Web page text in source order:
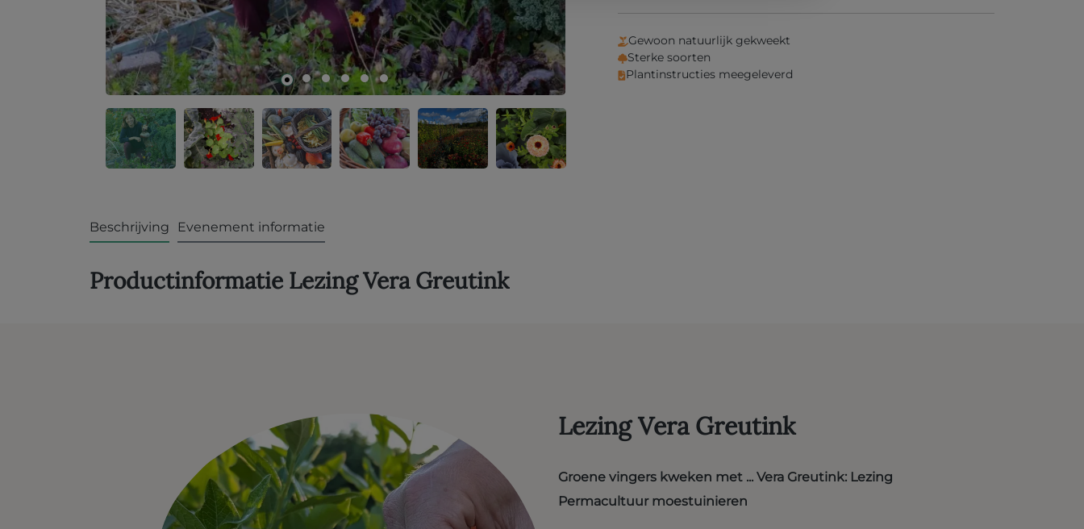
Gewoon natuurlijk gekweekt
Sterke soorten
Plantinstructies meegeleverd
Beschrijving Evenement informatie
Productinformatie Lezing Vera Greutink
Lezing Vera Greutink
Groene vingers kweken met ... Vera Greutink: Lezing
Permacultuur moestuinieren